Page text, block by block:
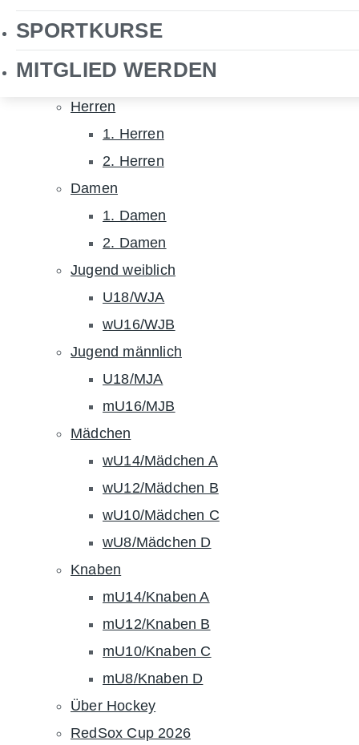
Kontakt
NHTC TV
Hockey
Herren
1. Herren
2. Herren
Damen
1. Damen
2. Damen
Jugend weiblich
U18/WJA
wU16/WJB
Jugend männlich
U18/MJA
mU16/MJB
Mädchen
wU14/Mädchen A
wU12/Mädchen B
wU10/Mädchen C
wU8/Mädchen D
Knaben
mU14/Knaben A
mU12/Knaben B
mU10/Knaben C
mU8/Knaben D
Über Hockey
RedSox Cup 2026
SPORTKURSE
MITGLIED WERDEN